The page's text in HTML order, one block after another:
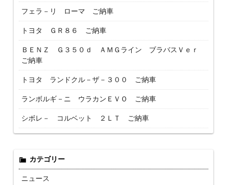
フェラ－リ ローマ ご納車
トヨタ ＧＲ８６ ご納車
ＢＥＮＺ Ｇ３５０ｄ ＡＭＧライン ブラバスＶｅｒ
ご納車
トヨタ ランドクル－ザ－３００ ご納車
ランボルギ－ニ ウラカンＥＶＯ ご納車
シボレ－ コルベット ２ＬＴ ご納車
カテゴリー
ニュース